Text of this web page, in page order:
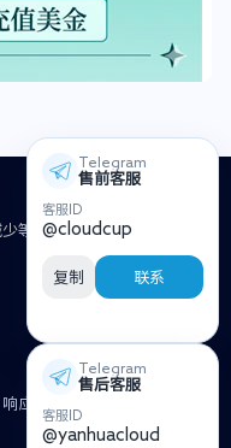
等待时间。
应更及时。
Telegram
售前客服
客服ID
@cloudcup
复制 联系
Telegram
售后客服
客服ID
@yanhuacloud